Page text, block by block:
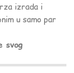
izrada i
u samo par
svog